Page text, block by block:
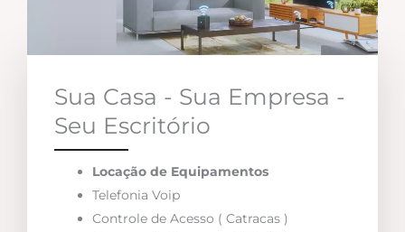
Sua Casa - Sua Empresa -
Seu Escritório
Locação de Equipamentos
Telefonia Voip
Controle de Acesso ( Catracas )